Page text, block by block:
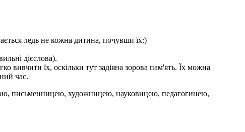
ледь не кожна дитина, почувши їх:)
дієслова).
вивчити їх, оскільки тут задіяна зорова пам'ять. Їх можна
час.
письменницею, художницею, науковицею, педагогинею,